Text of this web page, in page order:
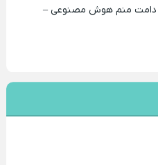
دامت منم هوش مصنوعی –